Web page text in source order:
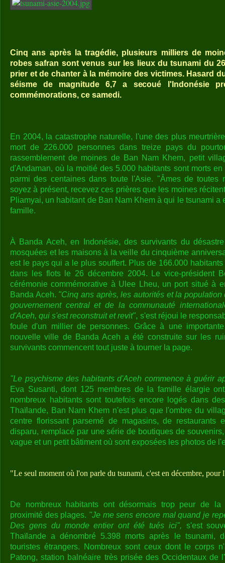
Cinq ans après la tragédie, plusieurs milliers de
robes safran sont venus sur les lieux du tsunami du
prier et de chanter à la mémoire des victimes. Hasard
séisme de magnitude 6,7 a secoué l'Indonésie
commémorations, ce samedi.
En 2004, la catastrophe naturelle, l'une des plus
mort de 226.000 personnes dans treize pays du
rassemblement de moines de Ban Nam Khem, petit
d'Andaman, où la moitié des 5.000 habitants sont morts
parmi des centaines dans toute l'Asie. "Âmes de toutes
soyez à présent, recevez ces prières que les moines
Pliamyai, un habitant de Ban Nam Khem à qui le tsunami a
famille.
À Banda Aceh, en Indonésie, des survivants du
mosquées et les maisons à la veille du cinquième
est le pays qui a le plus souffert. Plus de 166.000
dans les flots le 26 décembre 2004. Le vice-président
cérémonie commémorative à Ulee Lheu, un port situé à
Banda Aceh. "Cinq ans après, les autorités et la
gouvernement central et de la communauté
d'Aceh, qui s'est reconstruit et revit", s'est réjoui le
foule d'un millier de personnes. Grâce à une
nouvelle ville de Banda Aceh a été construite sur les
survivants commencent tout juste à tourner la page.
"Le psychisme des habitants d'Aceh commence à guérir
Eva Susanti, dont 125 membres de la famille élargie
nombreux habitants sont toutefois encore logés dans
Thaïlande, Ban Nam Khem n'est plus que l'ombre du
centre florissant parsemé de magasins, de
disparu, remplacé par une série de boutiques de
vague et un petit bâtiment où sont exposées les photos de
"Le seul moment où l'on parle du tsunami, c'est en décembre, pour
De nombreux habitants ont désormais trop peur de la
proximité des plages. "Je me sens encore mal quand je
Des gens du monde entier ont été tués ici", s'est
Thaïlande a dénombré 5.398 morts après le tsunami,
touristes étrangers. Nombreux sont ceux dont le corps
Patong, station balnéaire très prisée des Occidentaux de